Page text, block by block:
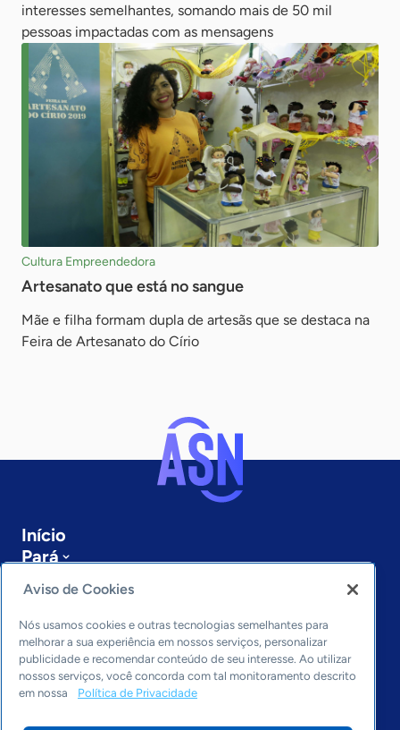
interesses semelhantes, somando mais de 50 mil
pessoas impactadas com as mensagens
Cultura Empreendedora
Artesanato que está no sangue
Mãe e filha formam dupla de artesãs que se destaca na
Feira de Artesanato do Círio
Início
Pará
Sobre a ASN
Últimas notícias
Entre em contato
Editorias
Economia & Política
Inovação & Tecnologia
Cultura empreendedora
Aviso de Cookies
Nós usamos cookies e outras tecnologias semelhantes para
melhorar a sua experiência em nossos serviços, personalizar
publicidade e recomendar conteúdo de seu interesse. Ao utilizar
nossos serviços, você concorda com tal monitoramento descrito
em nossa
Política de Privacidade